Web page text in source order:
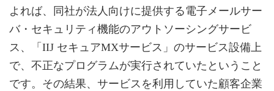
よれば、同社が法人向けに提供する電子メールサー
バ・セキュリティ機能のアウトソーシングサービ
ス、「IIJ セキュアMXサービス」のサービス設備上
で、不正なプログラムが実行されていたということ
です。その結果、サービスを利用していた顧客企業